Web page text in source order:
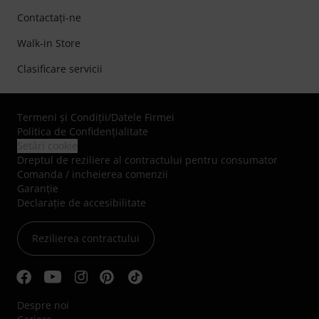
Contactaţi-ne
Walk-in Store
Clasificare servicii
Termeni şi Condiţii/Datele Firmei
Politica de Confidenţialitate
Dreptul de reziliere al contractului pentru consumator
Comanda / incheierea comenzii
Garanție
Declarație de accesibilitate
Rezilierea contractului
Despre noi